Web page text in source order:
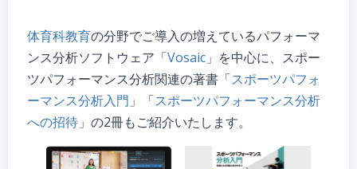
体育科教育の分野でご導入の増えているパフォーマ
ンス分析ソフトウェア「Vosaic 」を中心に、スポー
ツパフォーマンス分析関連の著書「スポーツパフォ
ーマンス分析入門 」「スポーツパフォーマンス分析
への招待 」の2冊もご紹介いたします。